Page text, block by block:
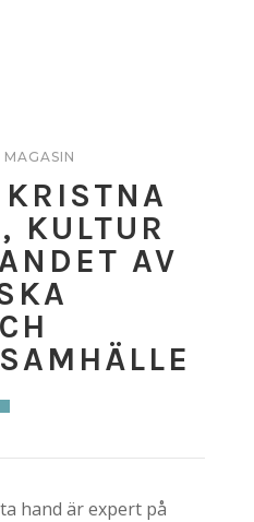
KULTUR
AV
hand är expert på